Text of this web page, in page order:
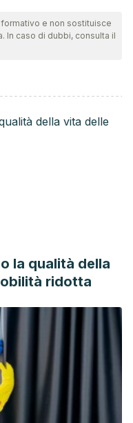
e non sostituisce
In caso di dubbi, consulta il
la qualità della
ridotta